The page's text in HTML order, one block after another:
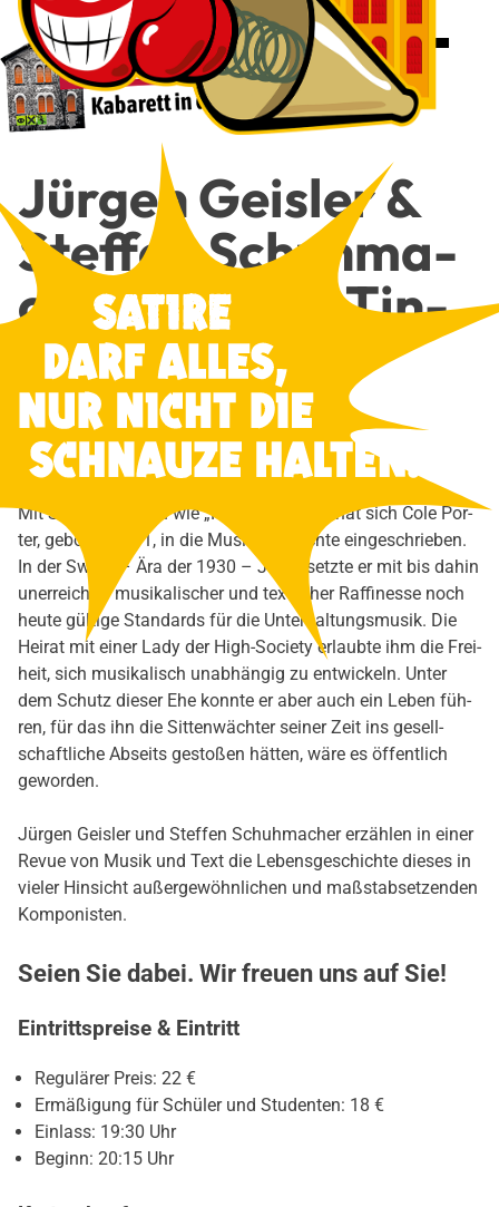
Jür­gen Geis­ler &
Stef­fen Schuh­ma­
cher (pia­no) › Tin­
pan­ti­the­sis
Cole Por­ter — Words & Musik
Ein Leben in Lie­dern
Mit Songklas­si­kern wie „Night And Day“ hat sich Cole Por­
ter, gebo­ren 1891, in die Musik­ge­schich­te ein­ge­schrie­ben.
In der Swing – Ära der 1930 – Jah­re setz­te er mit bis dahin
uner­reich­ter musi­ka­li­scher und text­li­cher Raf­fi­nes­se noch
heu­te gül­ti­ge Stan­dards für die Unter­hal­tungs­mu­sik. Die
Hei­rat mit einer Lady der High-Socie­ty erlaub­te ihm die Frei­
heit, sich musi­ka­lisch unab­hän­gig zu ent­wi­ckeln. Unter
dem Schutz die­ser Ehe konn­te er aber auch ein Leben füh­
ren, für das ihn die Sit­ten­wäch­ter sei­ner Zeit ins gesell­
schaft­li­che Abseits gesto­ßen hät­ten, wäre es öffent­lich
gewor­den.
Jür­gen Geis­ler und Stef­fen Schuh­ma­cher erzäh­len in einer
Revue von Musik und Text die Lebens­ge­schich­te die­ses in
vie­ler Hin­sicht außer­ge­wöhn­li­chen und maß­stab­set­zen­den
Kom­po­nis­ten.
Seien Sie dabei. Wir freuen uns auf Sie!
Eintrittspreise & Eintritt
Regulärer Preis: 22 €
Ermäßigung für Schüler und Studenten: 18 €
Einlass: 19:30 Uhr
Beginn: 20:15 Uhr